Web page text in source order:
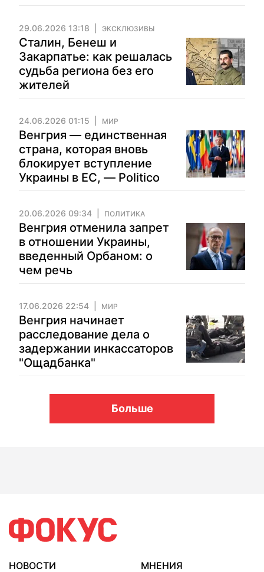
29.06.2026 13:18 ЭКСКЛЮЗИВЫ
Сталин, Бенеш и
Закарпатье: как решалась
судьба региона без его
жителей
24.06.2026 01:15 МИР
Венгрия — единственная
страна, которая вновь
блокирует вступление
Украины в ЕС, — Politico
20.06.2026 09:34 ПОЛИТИКА
Венгрия отменила запрет
в отношении Украины,
введенный Орбаном: о
чем речь
17.06.2026 22:54 МИР
Венгрия начинает
расследование дела о
задержании инкассаторов
"Ощадбанка"
Больше
НОВОСТИ
МНЕНИЯ